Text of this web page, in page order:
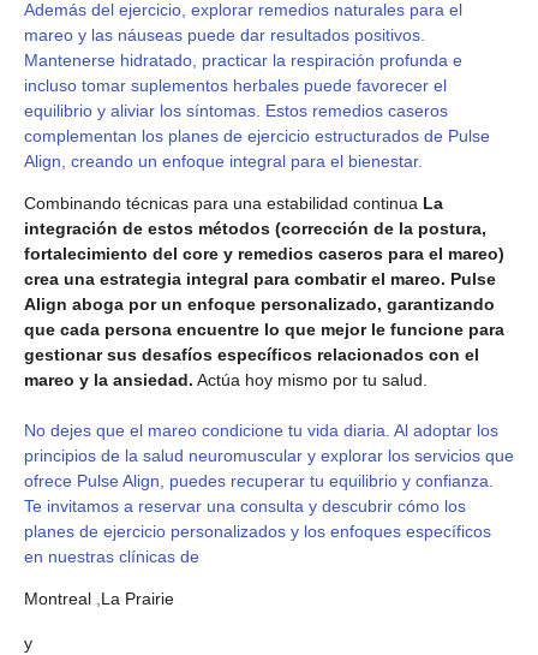
Además del ejercicio, explorar remedios naturales para el
mareo y las náuseas puede dar resultados positivos.
Mantenerse hidratado, practicar la respiración profunda e
incluso tomar suplementos herbales puede favorecer el
equilibrio y aliviar los síntomas. Estos remedios caseros
complementan los planes de ejercicio estructurados de Pulse
Align, creando un enfoque integral para el bienestar.
Combinando técnicas para una estabilidad continua La
integración de estos métodos (corrección de la postura,
fortalecimiento del core y remedios caseros para el mareo)
crea una estrategia integral para combatir el mareo. Pulse
Align aboga por un enfoque personalizado, garantizando
que cada persona encuentre lo que mejor le funcione para
gestionar sus desafíos específicos relacionados con el
mareo y la ansiedad. Actúa hoy mismo por tu salud.
No dejes que el mareo condicione tu vida diaria. Al adoptar los
principios de la salud neuromuscular y explorar los servicios que
ofrece Pulse Align, puedes recuperar tu equilibrio y confianza.
Te invitamos a reservar una consulta y descubrir cómo los
planes de ejercicio personalizados y los enfoques específicos
en nuestras clínicas de
Montreal ,La Prairie
y